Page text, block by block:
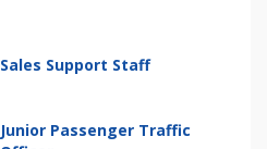
Sales Support Staff
Junior Passenger Traffic